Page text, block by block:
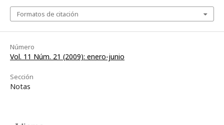
Formatos de citación
Número
Vol. 11 Núm. 21 (2009): enero-junio
Sección
Notas